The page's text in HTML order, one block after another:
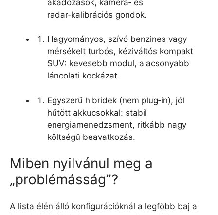
akadozások, kamera‑ és
radar‑kalibrációs gondok.
Hagyományos, szívó benzines vagy
mérsékelt turbós, kéziváltós kompakt
SUV: kevesebb modul, alacsonyabb
láncolati kockázat.
Egyszerű hibridek (nem plug‑in), jól
hűtött akkucsokkal: stabil
energiamenedzsment, ritkább nagy
költségű beavatkozás.
Miben nyilvánul meg a
„problémásság”?
A lista élén álló konfigurációknál a legfőbb baj a